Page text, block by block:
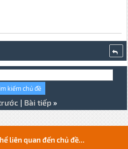
| Bài tiếp»
liên quan đến chủ đề...